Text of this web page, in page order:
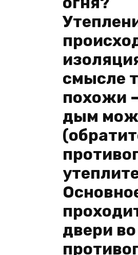
смысле
похожи
дым
двери